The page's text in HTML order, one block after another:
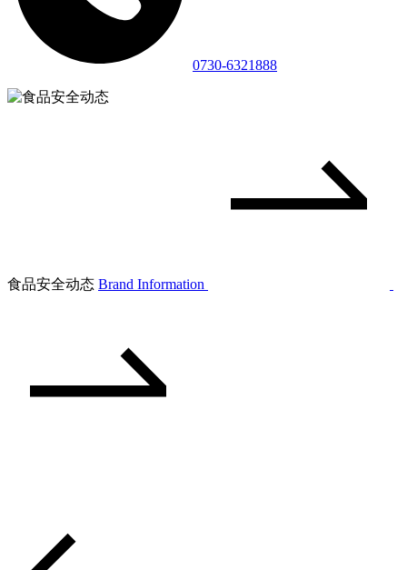
0730-6321888
食品安全动态 Brand Information